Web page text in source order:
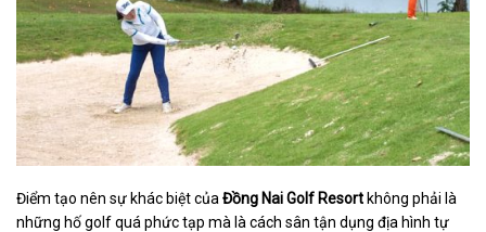
Điểm tạo nên sự khác biệt của Đồng Nai Golf Resortkhông phải là
những hố golf quá phức tạp mà là cách sân tận dụng địa hình tự